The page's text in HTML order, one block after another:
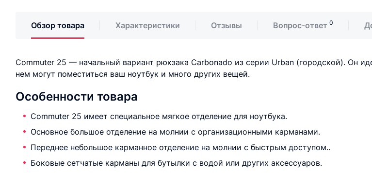
Обзор товара Характеристики Отзывы Вопрос-ответ 0
Commuter 25 — начальный вариант рюкзака Carbonado из серии Urban (городской). Он
нем могут поместиться ваш ноутбук и много других вещей.
Особенности товара
Commuter 25 имеет специальное мягкое отделение для ноутбука.
Основное большое отделение на молнии с организационными карманами.
Переднее небольшое карманное отделение на молнии с быстрым доступом..
Боковые сетчатые карманы для бутылки с водой или других аксессуаров.